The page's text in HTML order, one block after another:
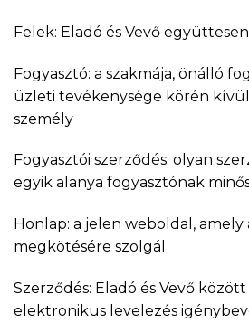
Felek: Eladó és Vevő együttesen
Fogyasztó: a szakmája, önálló
üzleti tevékenysége körén
személy
Fogyasztói szerződés: olyan
egyik alanya fogyasztónak
Honlap: a jelen weboldal, amely
megkötésére szolgál
Szerződés: Eladó és Vevő
elektronikus levelezés